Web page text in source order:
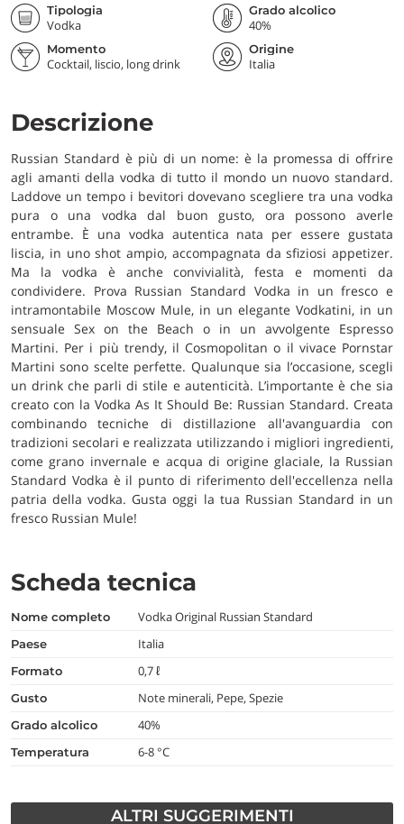
Tipologia
Vodka
Grado alcolico
40%
Momento
degustazione
Cocktail, liscio, long drink
Origine
Italia
Descrizione
Russian Standard è più di un nome: è la promessa di offrire
agli amanti della vodka di tutto il mondo un nuovo standard.
Laddove un tempo i bevitori dovevano scegliere tra una vodka
pura o una vodka dal buon gusto, ora possono averle
entrambe. È una vodka autentica nata per essere gustata
liscia, in uno shot ampio, accompagnata da sfiziosi appetizer.
Ma la vodka è anche convivialità, festa e momenti da
condividere. Prova Russian Standard Vodka in un fresco e
intramontabile Moscow Mule, in un elegante Vodkatini, in un
sensuale Sex on the Beach o in un avvolgente Espresso
Martini. Per i più trendy, il Cosmopolitan o il vivace Pornstar
Martini sono scelte perfette. Qualunque sia l’occasione, scegli
un drink che parli di stile e autenticità. L’importante è che sia
creato con la Vodka As It Should Be: Russian Standard. Creata
combinando tecniche di distillazione all'avanguardia con
tradizioni secolari e realizzata utilizzando i migliori ingredienti,
come grano invernale e acqua di origine glaciale, la Russian
Standard Vodka è il punto di riferimento dell'eccellenza nella
patria della vodka. Gusta oggi la tua Russian Standard in un
fresco Russian Mule!
Scheda tecnica
nome completo Vodka Original Russian Standard
paese Italia
formato 0,7 ℓ
gusto Note minerali, Pepe, Spezie
grado alcolico 40%
temperatura 6-8 °C
ALTRI SUGGERIMENTI